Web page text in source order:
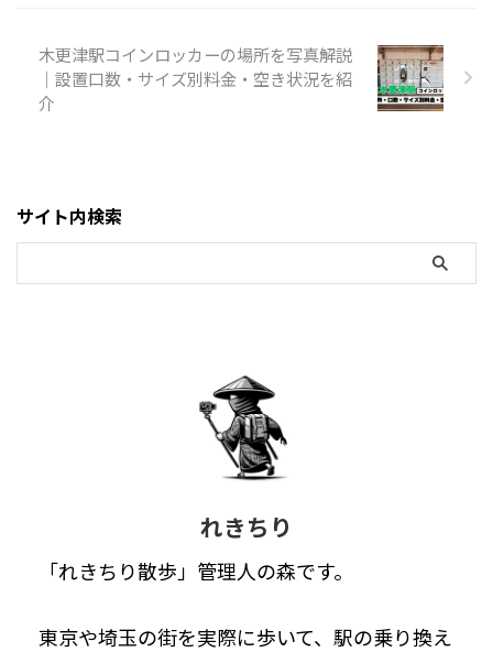
木更津駅コインロッカーの場所を写真解説
｜設置口数・サイズ別料金・空き状況を紹
介
サイト内検索
れきちり
「れきちり散歩」管理人の森です。
東京や埼玉の街を実際に歩いて、駅の乗り換え